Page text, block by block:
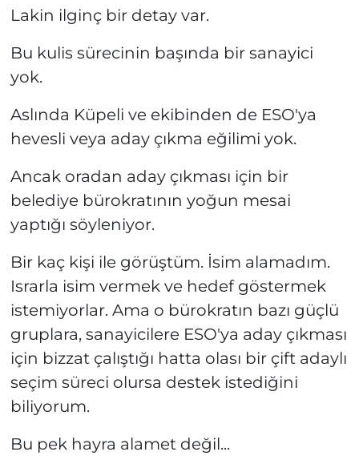
Lakin ilginç bir detay var.
Bu kulis sürecinin başında bir sanayici
yok.
Aslında Küpeli ve ekibinden de ESO'ya
hevesli veya aday çıkma eğilimi yok.
Ancak oradan aday çıkması için bir
belediye bürokratının yoğun mesai
yaptığı söyleniyor.
Bir kaç kişi ile görüştüm. İsim alamadım.
Israrla isim vermek ve hedef göstermek
istemiyorlar. Ama o bürokratın bazı güçlü
gruplara, sanayicilere ESO'ya aday çıkması
için bizzat çalıştığı hatta olası bir çift adaylı
seçim süreci olursa destek istediğini
biliyorum.
Bu pek hayra alamet değil...